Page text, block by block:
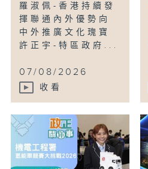
羅淑佩-香港持續發
揮聯通內外優勢向
中外推廣文化瑰寶
許正宇-特區政府...
07/08/2026
收看